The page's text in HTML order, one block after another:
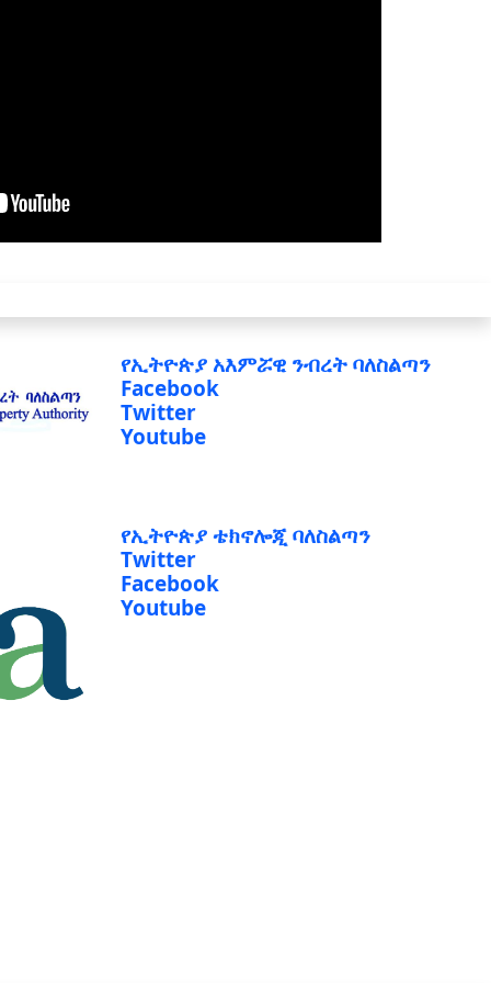
የኢትዮጵያ አእምሯዊ ንብረት ባለስልጣን
Facebook
Twitter
Youtube
የኢትዮጵያ ቴክኖሎጂ ባለስልጣን
Twitter
Facebook
Youtube